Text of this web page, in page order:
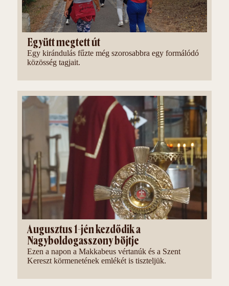
Együtt megtett út
Egy kirándulás fűzte még szorosabbra egy formálódó
közösség tagjait.
Augusztus 1-jén kezdődik a
Nagyboldogasszony böjtje
Ezen a napon a Makkabeus vértanúk és a Szent
Kereszt körmenetének emlékét is tiszteljük.